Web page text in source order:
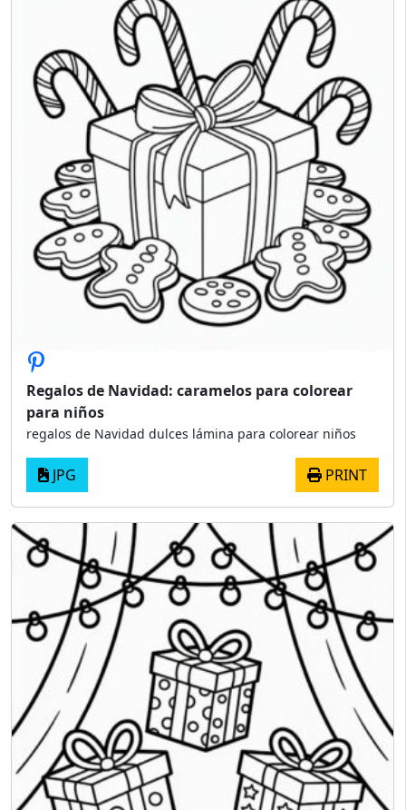
Regalos de Navidad: caramelos para colorear
para niños
regalos de Navidad dulces lámina para colorear niños
JPG PRINT